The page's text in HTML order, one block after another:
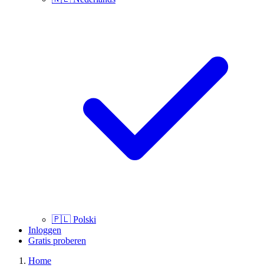
🇵🇱 Polski
Inloggen
Gratis proberen
Home